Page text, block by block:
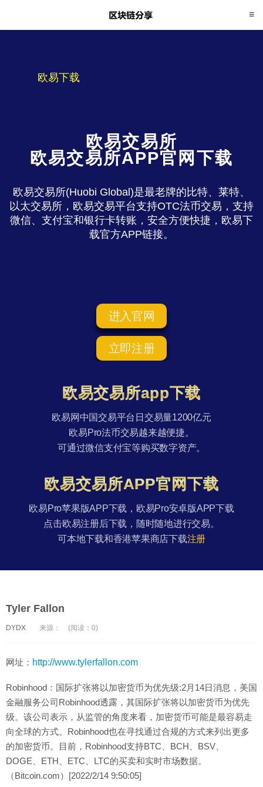
欧易下载
欧易交易所
欧易交易所APP官网下载
欧易交易所(Huobi Global)是最老牌的比特、莱特、
以太交易所，欧易交易平台支持OTC法币交易，支持
微信、支付宝和银行卡转账，安全方便快捷，欧易下
载官方APP链接。
进入官网
立即注册
欧易交易所app下载
欧易网中国交易平台日交易量1200亿元
欧易Pro法币交易越来越便捷。
可通过微信支付宝等购买数字资产。
欧易交易所APP官网下载
欧易Pro苹果版APP下载，欧易Pro安卓版APP下载
点击欧易注册后下载，随时随地进行交易。
可本地下载和香港苹果商店下载注册
Tyler Fallon
DYDX 来源： (阅读：0)
网址： http://www.tylerfallon.com
Robinhood：国际扩张将以加密货币为优先级:2月14日消息，美国
金融服务公司Robinhood透露，其国际扩张将以加密货币为优先
级。该公司表示，从监管的角度来看，加密货币可能是最容易走
向全球的方式。Robinhood也在寻找通过合规的方式来列出更多
的加密货币。目前，Robinhood支持BTC、BCH、BSV、
DOGE、ETH、ETC、LTC的买卖和实时市场数据。
（Bitcoin.com）[2022/2/14 9:50:05]